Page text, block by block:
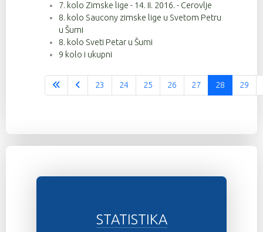
7. kolo Zimske lige - 14. II. 2016. - Cerovlje
8. kolo Saucony zimske lige u Svetom Petru
u Šumi
8. kolo Sveti Petar u Šumi
9 kolo i ukupni
Stranica 28 od 37
23 24 25 26 27 28 29
STATISTIKA